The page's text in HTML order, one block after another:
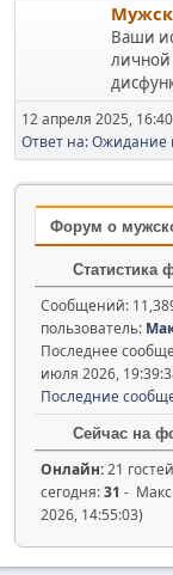
Ваши
личной
12 апреля 2025,
Ответ на: Ожидание
Форум о
Статистика
Сообщений:
пользователь:
Последнее
июля 2026,
Последние
Сейчас на
Онлайн:21
сегодня:31 -
2026, 14:55:03)